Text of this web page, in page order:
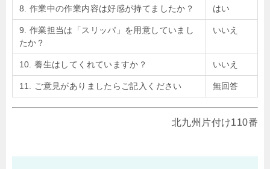
8. 作業中の作業内容は好感が持てましたか？ はい
9. 作業担当は「スリッパ」を用意していまし
たか？
いいえ
10. 養生はしてくれていますか？ いいえ
11. ご意見がありましたらご記入ください 無回答
北九州片付け110番